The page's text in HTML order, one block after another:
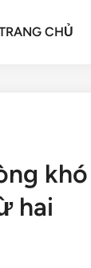
CHỦ
khó
hai